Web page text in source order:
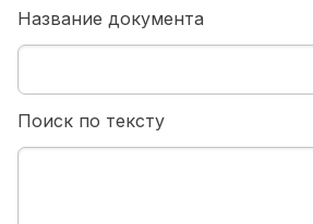
Название документа
Поиск по тексту